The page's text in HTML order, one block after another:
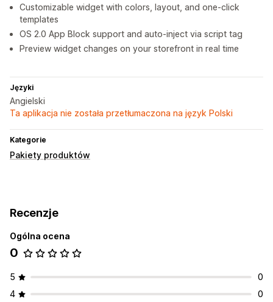
Customizable widget with colors, layout, and one-click
templates
OS 2.0 App Block support and auto-inject via script tag
Preview widget changes on your storefront in real time
Języki
Angielski
Ta aplikacja nie została przetłumaczona na język Polski
Kategorie
Pakiety produktów
Recenzje
Ogólna ocena
0
5
0
4
0